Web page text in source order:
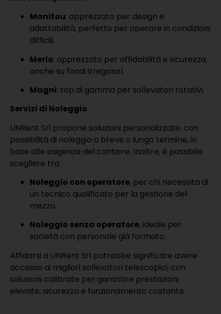
Manitou: apprezzato per design e
adattabilità, perfetto per operare in condizioni
difficili.
Merlo: apprezzato per affidabilità e sicurezza,
anche su fondi irregolari.
Magni: top di gamma per sollevatori rotativi.
Servizi di Noleggio
UNRent Srl propone soluzioni personalizzate, con
possibilità di noleggio a breve o lungo termine, in
base alle esigenze del cantiere. Inoltre, è possibile
scegliere tra:
Noleggio con operatore, per chi necessita di
un tecnico qualificato per la gestione del
mezzo.
Noleggio senza operatore, ideale per
società con personale già formato.
Affidarsi a UNRent Srl potrebbe significare avere
accesso ai migliori sollevatori telescopici, con
soluzioni calibrate per garantire prestazioni
elevate, sicurezza e funzionamento costante.